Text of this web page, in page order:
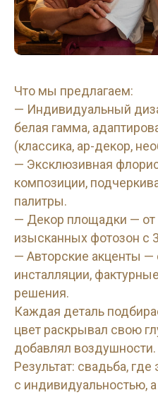
Что мы предлагаем:
— Индивидуальный
белая гамма,
(классика, ар-декор,
— Эксклюзивная
композиции,
палитры.
— Декор площадки —
изысканных фотозон с
— Авторские акценты —
инсталляции,
решения.
Каждая деталь
цвет раскрывал свою
добавлял воздушности.
Результат: свадьба, где
с индивидуальностью,